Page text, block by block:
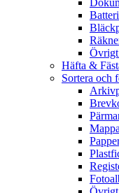
Häfta &
Sortera och